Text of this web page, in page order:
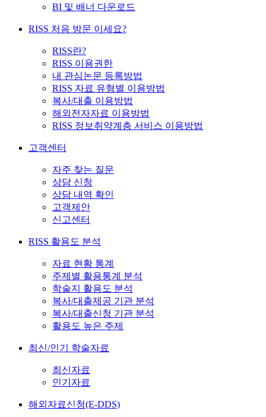
BI 및 배너 다운로드
RISS 처음 방문 이세요?
RISS란?
RISS 이용권한
내 관심논문 등록방법
RISS 자료 유형별 이용방법
복사/대출 이용방법
해외전자자료 이용방법
RISS 정보취약계층 서비스 이용방법
고객센터
자주 찾는 질문
상담 신청
상담 내역 확인
고객제안
신고센터
RISS 활용도 분석
자료 현황 통계
주제별 활용통계 분석
학술지 활용도 분석
복사/대출제공 기관 분석
복사/대출신청 기관 분석
활용도 높은 주제
최신/인기 학술자료
최신자료
인기자료
해외자료신청(E-DDS)